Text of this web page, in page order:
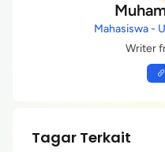
Mahasiswa -
Writer
Tagar Terkait